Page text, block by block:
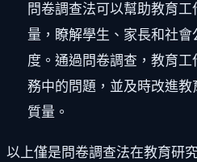
問卷調查法可以幫助教育
量，瞭解學生、家長和社
度。通過問卷調查，教育
務中的問題，並及時改進
質量。
以上僅是問卷調查法在教育研